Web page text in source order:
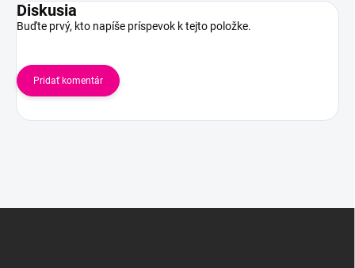
Diskusia
Buďte prvý, kto napíše príspevok k tejto položke.
Pridať komentár